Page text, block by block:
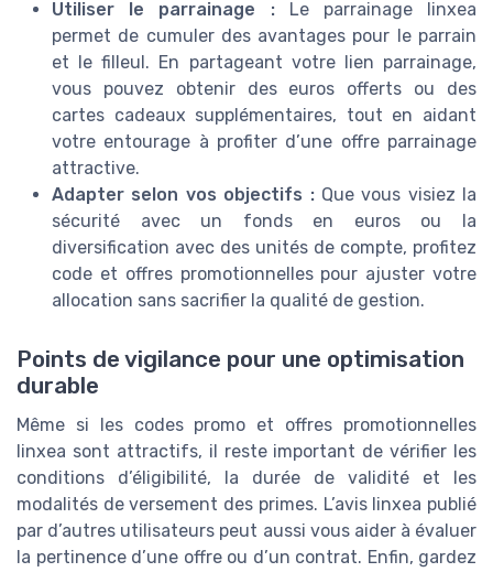
Utiliser le parrainage :Le parrainage linxea
permet de cumuler des avantages pour le parrain
et le filleul. En partageant votre lien parrainage,
vous pouvez obtenir des euros offerts ou des
cartes cadeaux supplémentaires, tout en aidant
votre entourage à profiter d’une offre parrainage
attractive.
Adapter selon vos objectifs :Que vous visiez la
sécurité avec un fonds en euros ou la
diversification avec des unités de compte, profitez
code et offres promotionnelles pour ajuster votre
allocation sans sacrifier la qualité de gestion.
Points de vigilance pour une optimisation
durable
Même si les codes promo et offres promotionnelles
linxea sont attractifs, il reste important de vérifier les
conditions d’éligibilité, la durée de validité et les
modalités de versement des primes. L’avis linxea publié
par d’autres utilisateurs peut aussi vous aider à évaluer
la pertinence d’une offre ou d’un contrat. Enfin, gardez